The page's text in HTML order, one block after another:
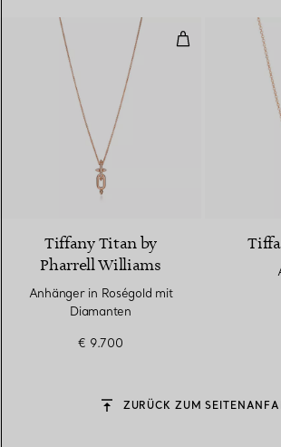
Anhänger in
2
Tiffany Titan by
Pharrell Williams
Anhänger in Roségold mit
Diamanten
€ 9.700
ZURÜCK ZUM